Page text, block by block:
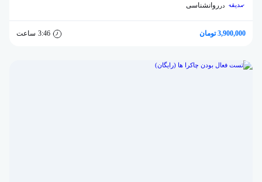
در روانشناسی
3,900,000 تومان 3:46 ساعت